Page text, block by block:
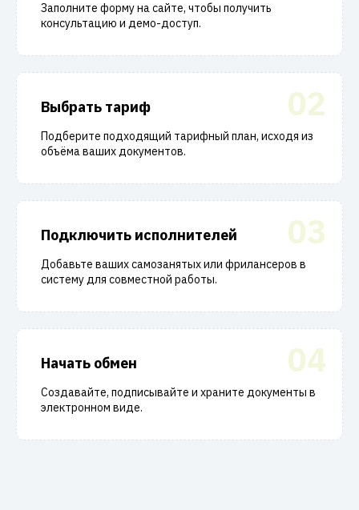
Заполните форму на сайте, чтобы получить
консультацию и демо-доступ.
02
Выбрать тариф
Подберите подходящий тарифный план, исходя из
объёма ваших документов.
03
Подключить исполнителей
Добавьте ваших самозанятых или фрилансеров в
систему для совместной работы.
04
Начать обмен
Создавайте, подписывайте и храните документы в
электронном виде.